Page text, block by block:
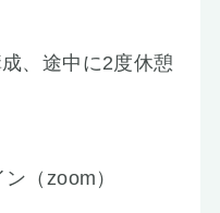
中に2度休憩
（zoom）